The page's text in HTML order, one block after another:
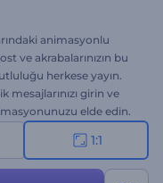
animasyonlu
ve akrabalarınızın bu
herkese yayın.
mesajlarınızı girin ve
elde edin.
ve diğerleri için
1:1